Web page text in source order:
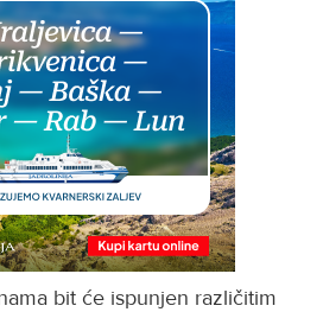
bit će ispunjen različitim